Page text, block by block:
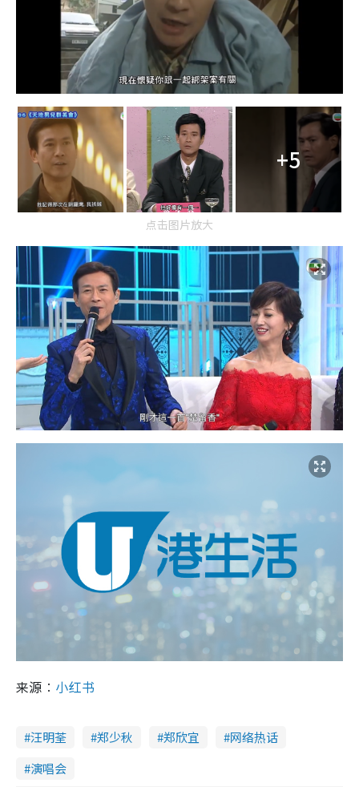
+5
点击图片放大
来源︰ 小红书
汪明荃 郑少秋 郑欣宜
网络热话
演唱会